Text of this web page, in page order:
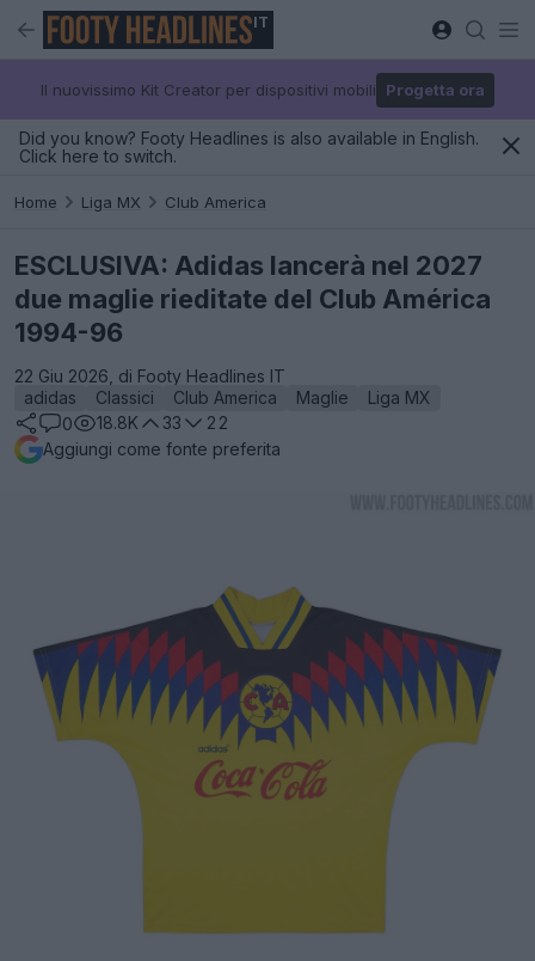
IT
Il nuovissimo Kit Creator per dispositivi mobili Progetta ora
Did you know? Footy Headlines is also available in English.
Click here to switch.
Home Liga MX Club America
ESCLUSIVA: Adidas lancerà nel 2027
due maglie rieditate del Club América
1994-96
22 Giu 2026, di Footy Headlines IT
adidas
Classici Club America Maglie
Liga MX
0
18.8K 33
22
Aggiungi come fonte preferita